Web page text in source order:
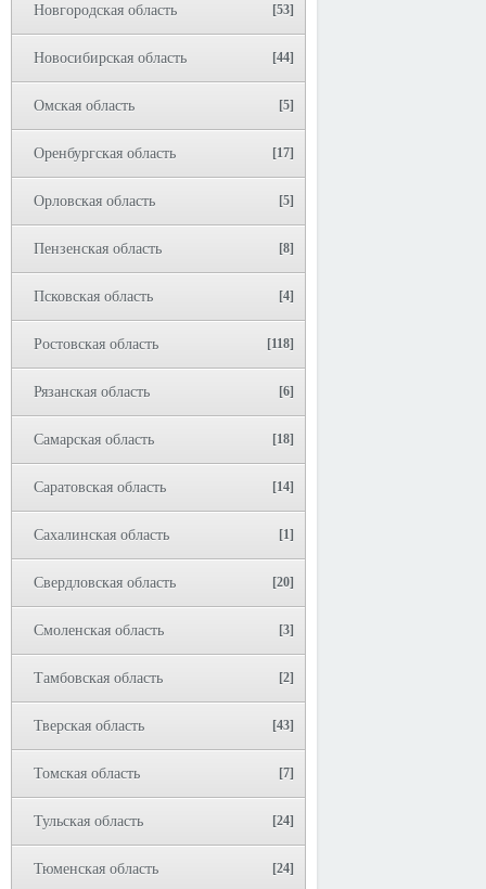
Новгородская область [53]
Новосибирская область [44]
Омская область [5]
Оренбургская область [17]
Орловская область [5]
Пензенская область [8]
Псковская область [4]
Ростовская область [118]
Рязанская область [6]
Самарская область [18]
Саратовская область [14]
Сахалинская область [1]
Свердловская область [20]
Смоленская область [3]
Тамбовская область [2]
Тверская область [43]
Томская область [7]
Тульская область [24]
Тюменская область [24]